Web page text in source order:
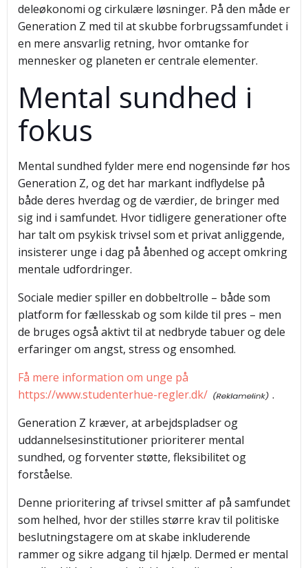
deleøkonomi og cirkulære løsninger. På den måde er
Generation Z med til at skubbe forbrugssamfundet i
en mere ansvarlig retning, hvor omtanke for
mennesker og planeten er centrale elementer.
Mental sundhed i
fokus
Mental sundhed fylder mere end nogensinde før hos
Generation Z, og det har markant indflydelse på
både deres hverdag og de værdier, de bringer med
sig ind i samfundet. Hvor tidligere generationer ofte
har talt om psykisk trivsel som et privat anliggende,
insisterer unge i dag på åbenhed og accept omkring
mentale udfordringer.
Sociale medier spiller en dobbeltrolle – både som
platform for fællesskab og som kilde til pres – men
de bruges også aktivt til at nedbryde tabuer og dele
erfaringer om angst, stress og ensomhed.
Få mere information om unge på
https://www.studenterhue-regler.dk/
.
Generation Z kræver, at arbejdspladser og
uddannelsesinstitutioner prioriterer mental
sundhed, og forventer støtte, fleksibilitet og
forståelse.
Denne prioritering af trivsel smitter af på samfundet
som helhed, hvor der stilles større krav til politiske
beslutningstagere om at skabe inkluderende
rammer og sikre adgang til hjælp. Dermed er mental